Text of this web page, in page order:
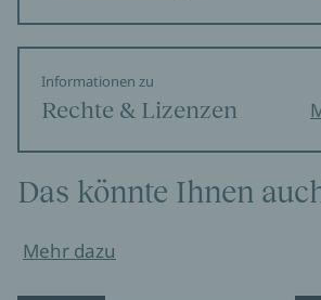
Informationen zu
Rechte & Lizenzen
Das könnte Ihnen
Mehr dazu